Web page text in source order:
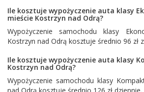
Ile kosztuje wypożyczenie auta klasy
mieście Kostrzyn nad Odrą?
Wypożyczenie samochodu klasy
Kostrzyn nad Odrą kosztuje średnio 96 zł
Ile kosztuje wypożyczenie auta klasy
Kostrzyn nad Odrą?
Wypożyczenie samochodu klasy